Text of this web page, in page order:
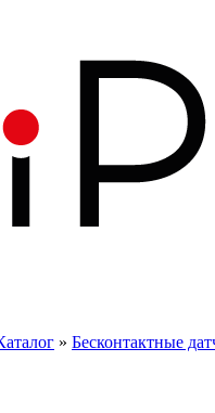
» Бесконтактные